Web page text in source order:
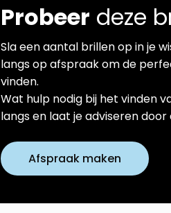
Probeer deze
Sla een aantal brillen op in je
langs op afspraak om de
vinden.
Wat hulp nodig bij het vinden
langs en laat je adviseren
Afspraak maken